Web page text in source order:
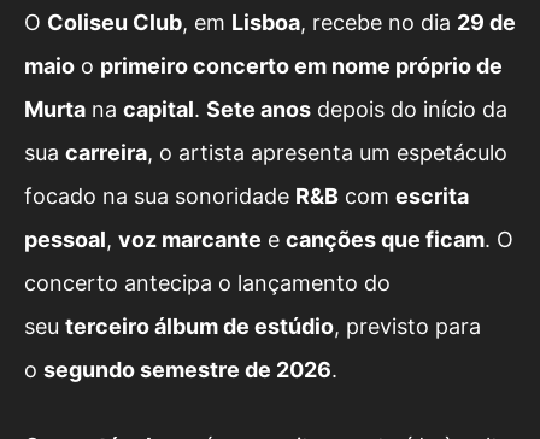
O Coliseu Club, em Lisboa, recebe no dia 29 de
maio o primeiro concerto em nome próprio de
Murta na capital. Sete anos depois do início da
sua carreira, o artista apresenta um espetáculo
focado na sua sonoridade R&B com escrita
pessoal, voz marcante e canções que ficam. O
concerto antecipa o lançamento do
seu terceiro álbum de estúdio, previsto para
o segundo semestre de 2026.